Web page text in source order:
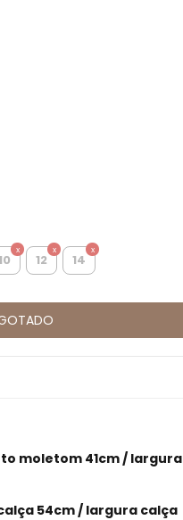
12 14
moletom 41cm / largura
54cm / largura calça